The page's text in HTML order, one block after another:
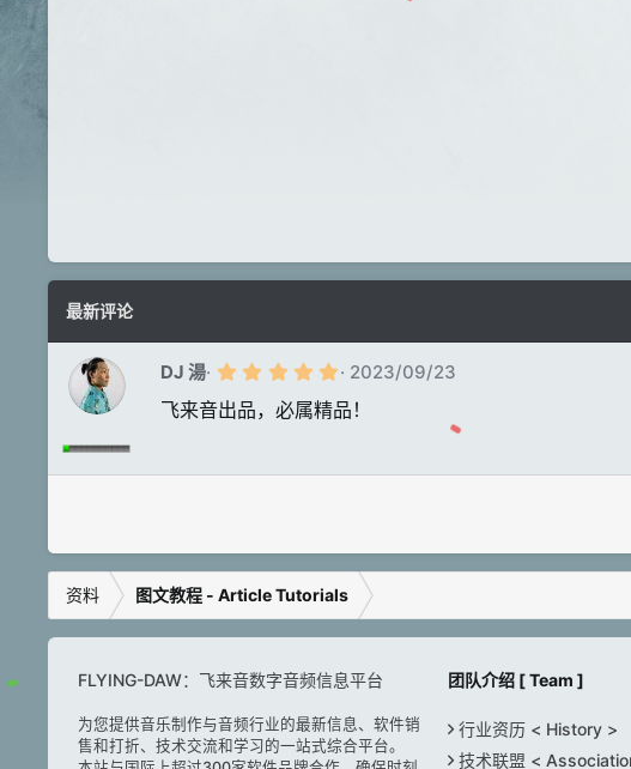
最新评论
DJ 湯 5
0
0
2023/09/23
飞来音出品，必属精品！
资料 图文教程 - Article Tutorials
FLYING-DAW：飞来音数字音频信息平台
为您提供音乐制作与音频行业的最新信息、软件销
售和打折、技术交流和学习的一站式综合平台。
团队介绍 [ Team ]
行业资历 < History >
技术联盟 <